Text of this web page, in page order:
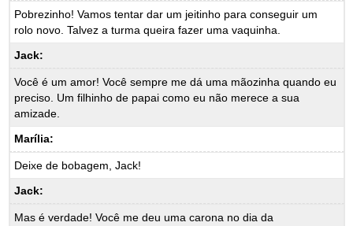
Pobrezinho! Vamos tentar dar um jeitinho para conseguir um
rolo novo. Talvez a turma queira fazer uma vaquinha.
Jack:
Você é um amor! Você sempre me dá uma mãozinha quando eu
preciso. Um filhinho de papai como eu não merece a sua
amizade.
Marília:
Deixe de bobagem, Jack!
Jack:
Mas é verdade! Você me deu uma carona no dia da